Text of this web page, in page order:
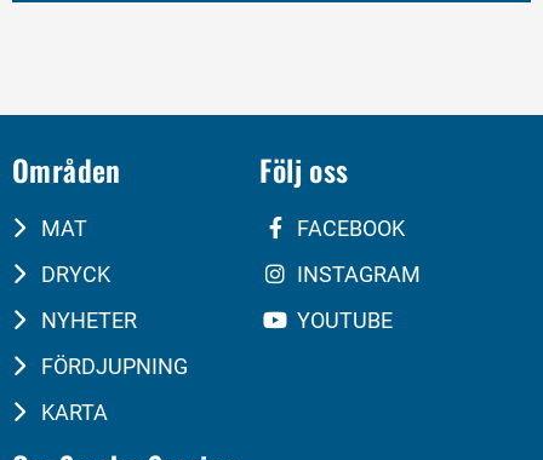
Områden
MAT
DRYCK
NYHETER
FÖRDJUPNING
KARTA
Följ oss
FACEBOOK
INSTAGRAM
YOUTUBE